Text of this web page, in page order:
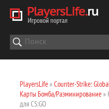
PlayersLife» Counter-Strike:
Карты Бомба/Разминирование»
для CS:GO